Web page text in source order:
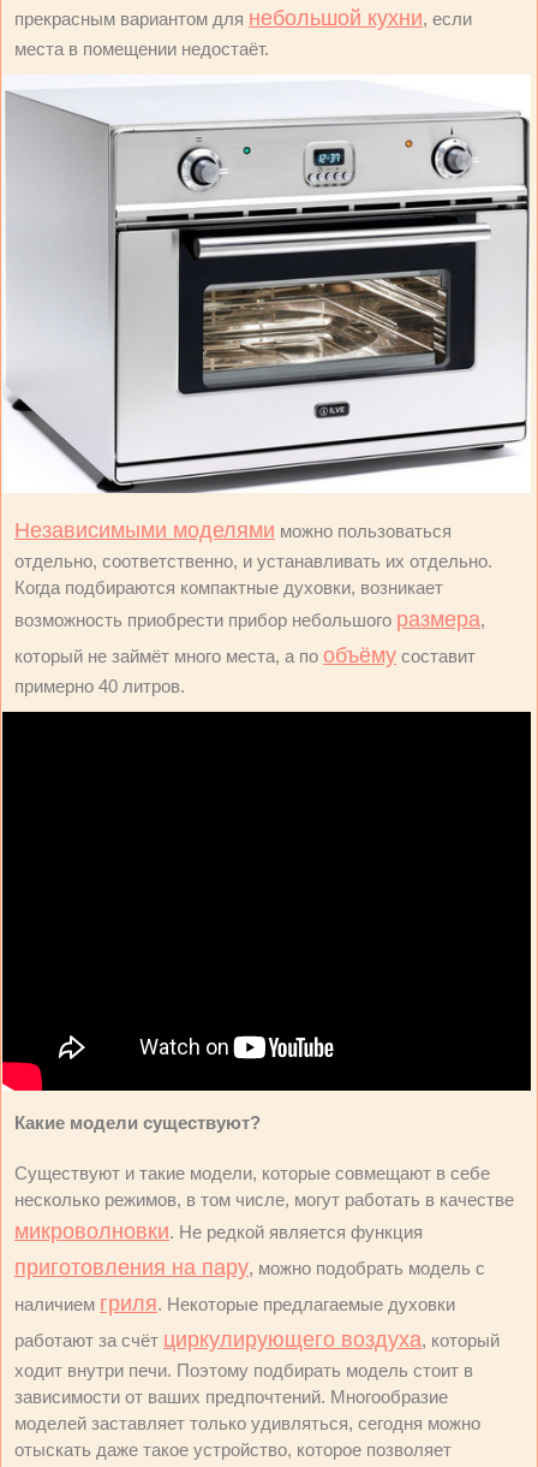
прекрасным вариантом для небольшой кухни, если
места в помещении недостаёт.
Независимыми моделями можно пользоваться
отдельно, соответственно, и устанавливать их отдельно.
Когда подбираются компактные духовки, возникает
возможность приобрести прибор небольшого размера,
который не займёт много места, а по объёму составит
примерно 40 литров.
Какие модели существуют?
Существуют и такие модели, которые совмещают в себе
несколько режимов, в том числе, могут работать в качестве
микроволновки. Не редкой является функция
приготовления на пару, можно подобрать модель с
наличием гриля. Некоторые предлагаемые духовки
работают за счёт циркулирующего воздуха, который
ходит внутри печи. Поэтому подбирать модель стоит в
зависимости от ваших предпочтений. Многообразие
моделей заставляет только удивляться, сегодня можно
отыскать даже такое устройство, которое позволяет